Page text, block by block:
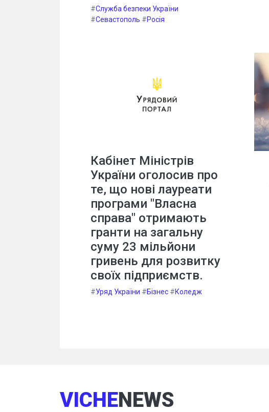
#Служба безпеки України
#Севастополь #Росія
Кабінет Міністрів
України оголосив про
те, що нові лауреати
програми "Власна
справа" отримають
гранти на загальну
суму 23 мільйони
гривень для розвитку
своїх підприємств.
#Уряд України #Бізнес #Коледж
VICHENEWS